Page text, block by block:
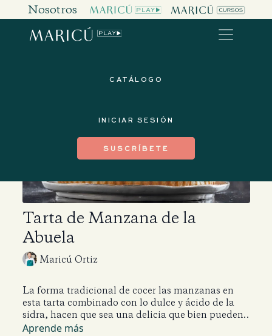
Nosotros
CATÁLOGO
INICIAR SESIÓN
SUSCRÍBETE
Tarta de Manzana de la
Abuela
Maricú Ortiz
La forma tradicional de cocer las manzanas en
esta tarta combinado con lo dulce y ácido de la
sidra, hacen que sea una delicia que bien pueden
acompañar con helado de vainilla.
Aprende más